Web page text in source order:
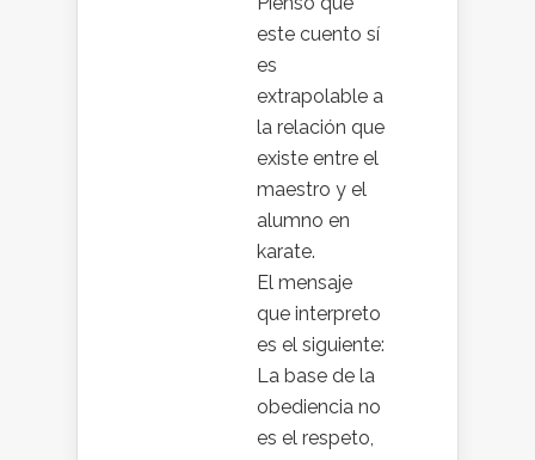
este cuento sí
es
extrapolable a
la relación que
existe entre el
maestro y el
alumno en
karate.
El mensaje
que interpreto
es el siguiente:
La base de la
obediencia no
es el respeto,